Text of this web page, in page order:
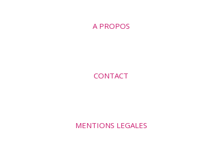
A PROPOS
CONTACT
MENTIONS LEGALES